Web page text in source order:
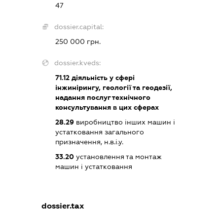
47
dossier.capital:
250 000 грн.
dossier.kveds:
71.12діяльність у сфері
інжинірингу, геології та геодезії,
надання послуг технічного
консультування в цих сферах
28.29виробництво інших машин і
устатковання загального
призначення, н.в.і.у.
33.20установлення та монтаж
машин і устатковання
dossier.tax